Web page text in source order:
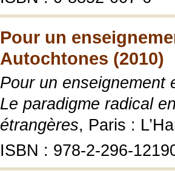
Pour un
Autochtones (2010)
Pour un enseignement
Le paradigme radical
étrangères, Paris :
ISBN : 978-2-296-